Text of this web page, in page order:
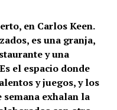
en Carlos Keen.
es una granja,
y una
el espacio donde
y juegos, y los
exhalan la